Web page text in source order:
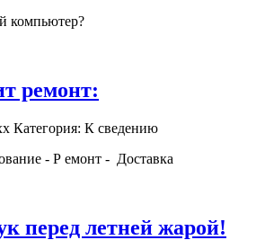
компьютер?
ремонт:
Категория: К сведению
- Р емонт - Доставка
перед летней жарой!